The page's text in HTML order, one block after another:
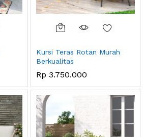
Kursi Teras Rotan Murah
Berkualitas
Rp 3.750.000